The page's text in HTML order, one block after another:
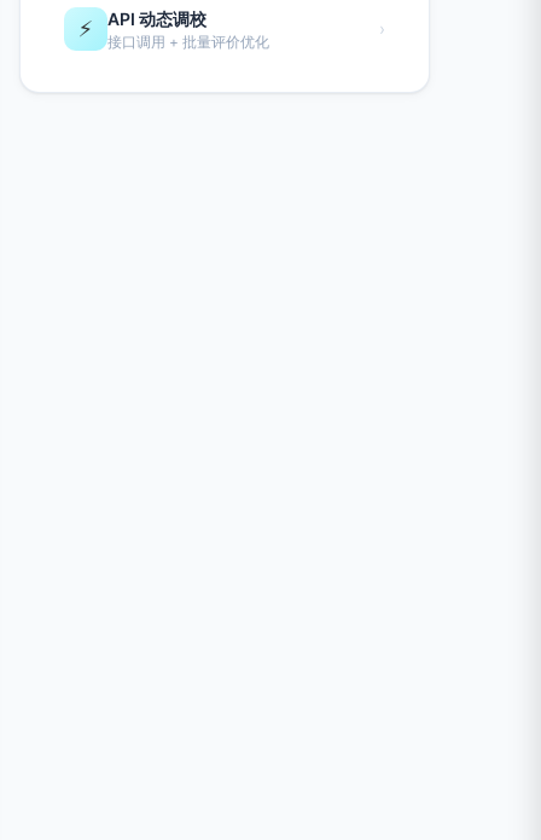
⚡ API 动态调校
接口调用 + 批量评价优化
›